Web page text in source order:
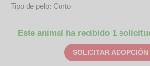
Tipo de pelo: Corto
Este animal ha recibido 1
SOLICITAR ADOPCIÓN